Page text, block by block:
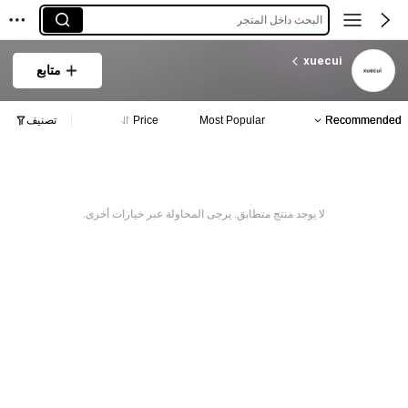
البحث داخل المتجر
xuecui
متابع
Recommended
Most Popular
Price تصنيف
لا يوجد منتج متطابق. يرجى المحاولة عبر خيارات أخرى.